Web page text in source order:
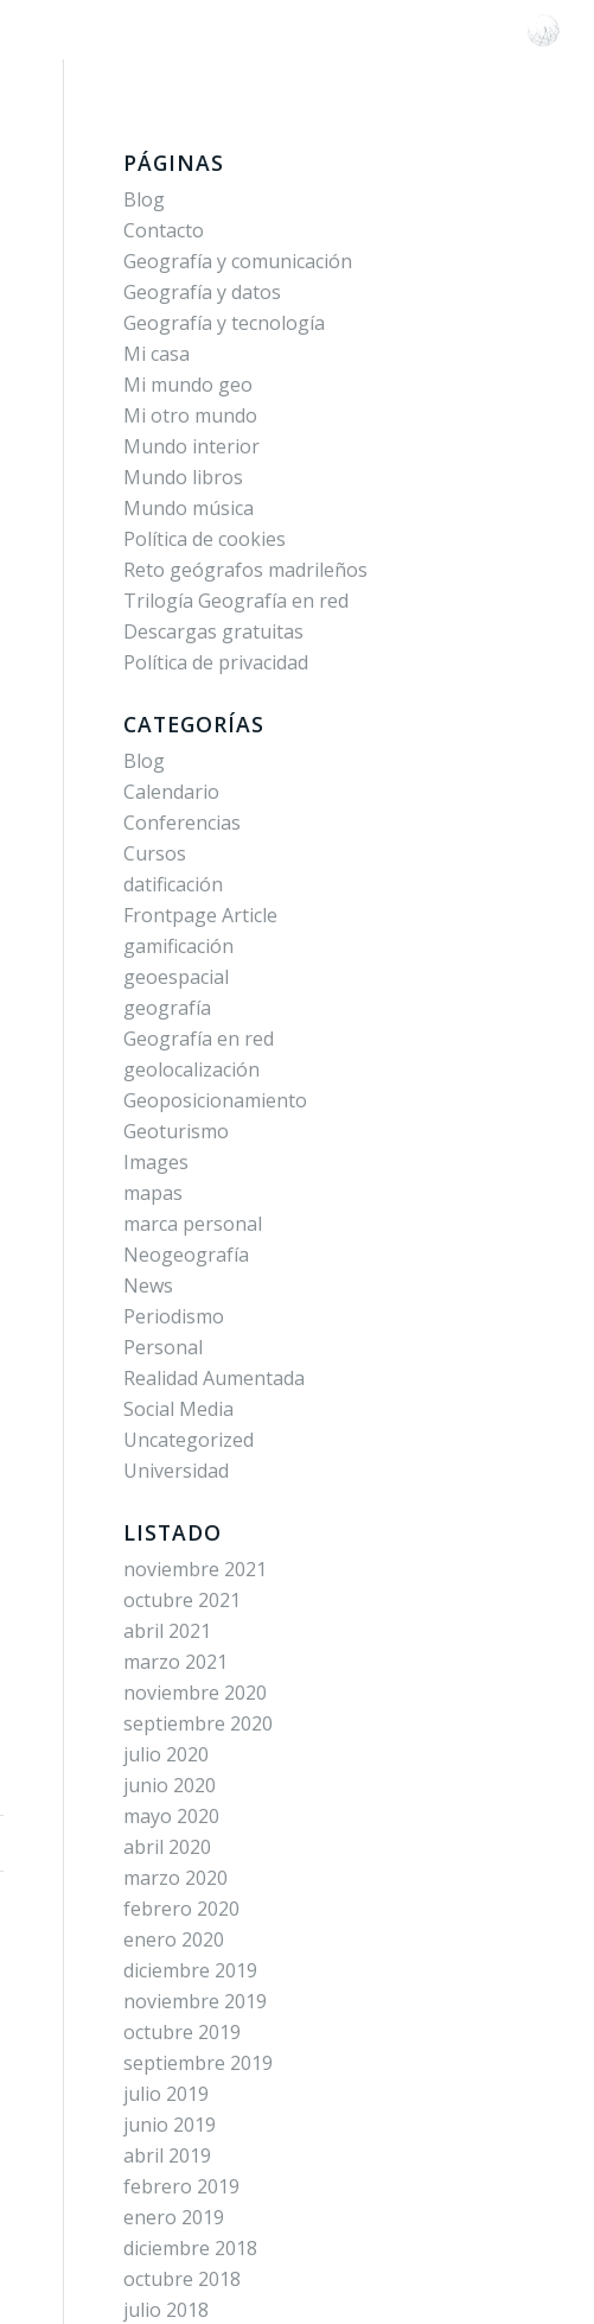
PÁGINAS
Blog
Contacto
Geografía y comunicación
Geografía y datos
Geografía y tecnología
Mi casa
Mi mundo geo
Mi otro mundo
Mundo interior
Mundo libros
Mundo música
Política de cookies
Reto geógrafos madrileños
Trilogía Geografía en red
Descargas gratuitas
Política de privacidad
CATEGORÍAS
Blog
Calendario
Conferencias
Cursos
datificación
Frontpage Article
gamificación
geoespacial
geografía
Geografía en red
geolocalización
Geoposicionamiento
Geoturismo
Images
mapas
marca personal
Neogeografía
News
Periodismo
Personal
Realidad Aumentada
Social Media
Uncategorized
Universidad
LISTADO
noviembre 2021
octubre 2021
abril 2021
marzo 2021
noviembre 2020
septiembre 2020
julio 2020
junio 2020
mayo 2020
abril 2020
marzo 2020
febrero 2020
enero 2020
diciembre 2019
noviembre 2019
octubre 2019
septiembre 2019
julio 2019
junio 2019
abril 2019
febrero 2019
enero 2019
diciembre 2018
octubre 2018
julio 2018